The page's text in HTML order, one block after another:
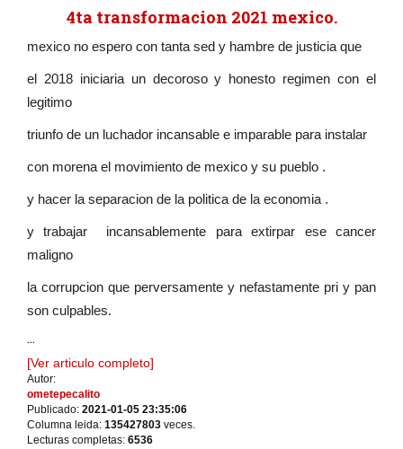
4ta transformacion 2021 mexico.
mexico no espero con tanta sed y hambre de justicia que
el 2018 iniciaria un decoroso y honesto regimen con el
legitimo
triunfo de un luchador incansable e imparable para instalar
con morena el movimiento de mexico y su pueblo .
y hacer la separacion de la politica de la economia .
y trabajar incansablemente para extirpar ese cancer
maligno
la corrupcion que perversamente y nefastamente pri y pan
son culpables.
...
[Ver articulo completo]
Autor:
ometepecalito
Publicado: 2021-01-05 23:35:06
Columna leida: 135427803 veces.
Lecturas completas: 6536